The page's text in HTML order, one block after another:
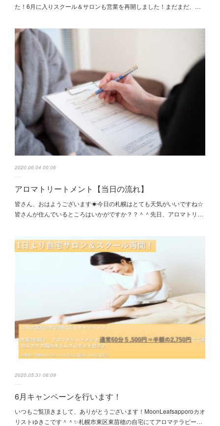
た！6月に入りスクール＆サロンも営業を再開しました！まだまだ、…
2020.06.04 00:06
アロマトリートメント【当日の流れ】
皆さん、おはようございます☀今日の札幌はとても天気がいいですね☆
皆さんが住んでいるところはいかがですか？？＾＾先日、アロマトリ…
2020.05.31 06:09
6月キャンペーンを行います！
いつもご覧頂きまして、ありがとうございます！MoonLeafsapporoカオ
リストゆきこです＾＾✨札幌市東区東苗穂の自宅にてアロマテラピー…